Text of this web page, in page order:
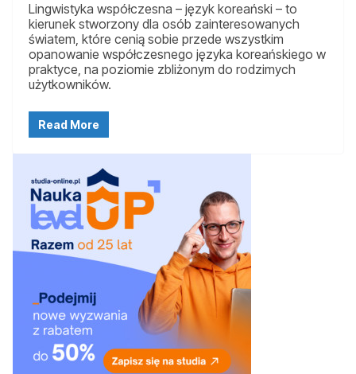
Lingwistyka współczesna – język koreański – to
kierunek stworzony dla osób zainteresowanych
światem, które cenią sobie przede wszystkim
opanowanie współczesnego języka koreańskiego w
praktyce, na poziomie zbliżonym do rodzimych
użytkowników.
Read More